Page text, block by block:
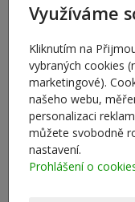
Plachty Flortex
Flortex
9. 7. 2025
Krycí systémy
sena a slámy. Náš
Využíváme
Kliknutím na
vybraných cookies
marketingové).
našeho webu,
personalizaci
můžete svobodně
nastavení.
Prohlášení o